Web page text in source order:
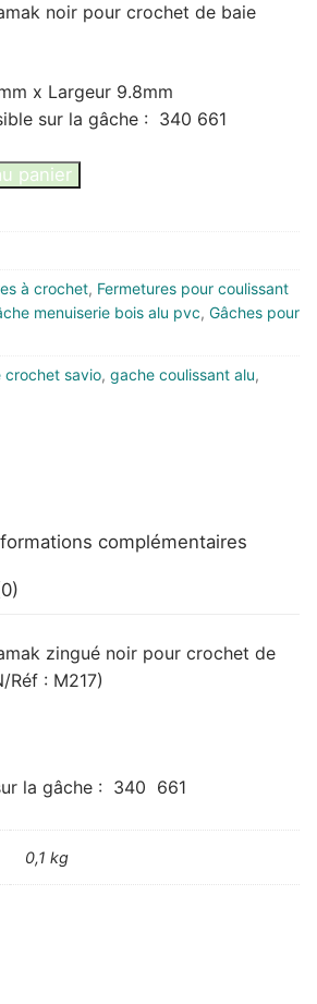
noir pour crochet de baie
x Largeur 9.8mm
sur la gâche : 340 661
panier
à crochet, Fermetures pour coulissant
menuiserie bois alu pvc, Gâches pour
crochet savio, gache coulissant alu,
complémentaires
zingué noir pour crochet de
Réf : M217)
la gâche : 340 661
0,1 kg